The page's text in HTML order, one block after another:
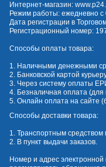
Интернет-магазин:
Режим работы: ежедневно с
Дата регистрации в
Регистрационный номер:
Способы оплаты товара:
1. Наличными денежными
2. Банковской картой
3. Через систему оплаты
4. Безналичная оплата (для
5. Онлайн оплата на сайте
Способы доставки товара:
1. Транспортным средством
2. В пункт выдачи заказов.
Номер и адрес